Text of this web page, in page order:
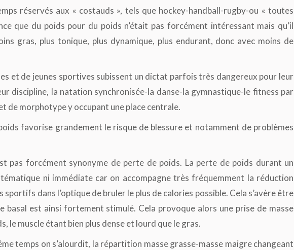
réservés aux « costauds », tels que hockey-handball-rugby-ou « toutes
que du poids pour du poids n’était pas forcément intéressant mais qu’il
gras, plus tonique, plus dynamique, plus endurant, donc avec moins de
et de jeunes sportives subissent un dictat parfois très dangereux pour leur
discipline, la natation synchronisée-la danse-la gymnastique-le fitness par
de morphotype y occupant une place centrale.
favorise grandement le risque de blessure et notamment de problèmes
pas forcément synonyme de perte de poids. La perte de poids durant un
ni immédiate car on accompagne très fréquemment la réduction
sportifs dans l’optique de bruler le plus de calories possible. Cela s’avère être
basal est ainsi fortement stimulé. Cela provoque alors une prise de masse
le muscle étant bien plus dense et lourd que le gras.
temps on s’alourdit, la répartition masse grasse-masse maigre changeant